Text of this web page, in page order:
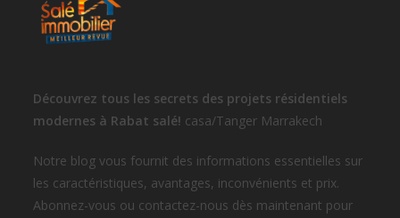
Découvrez tous les secrets des projets résidentiels
modernes à Rabat salé! casa/Tanger Marrakech
Notre blog vous fournit des informations essentielles sur
les caractéristiques, avantages, inconvénients et prix.
Abonnez-vous ou contactez-nous dès maintenant pour